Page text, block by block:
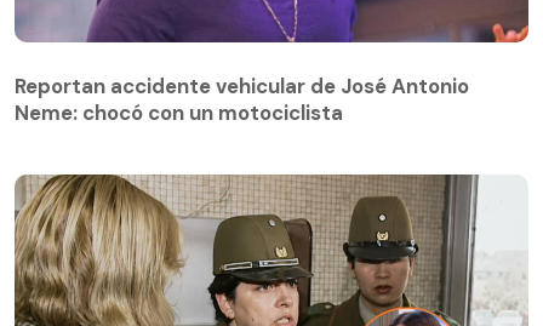
Reportan accidente vehicular de José Antonio
Neme: chocó con un motociclista